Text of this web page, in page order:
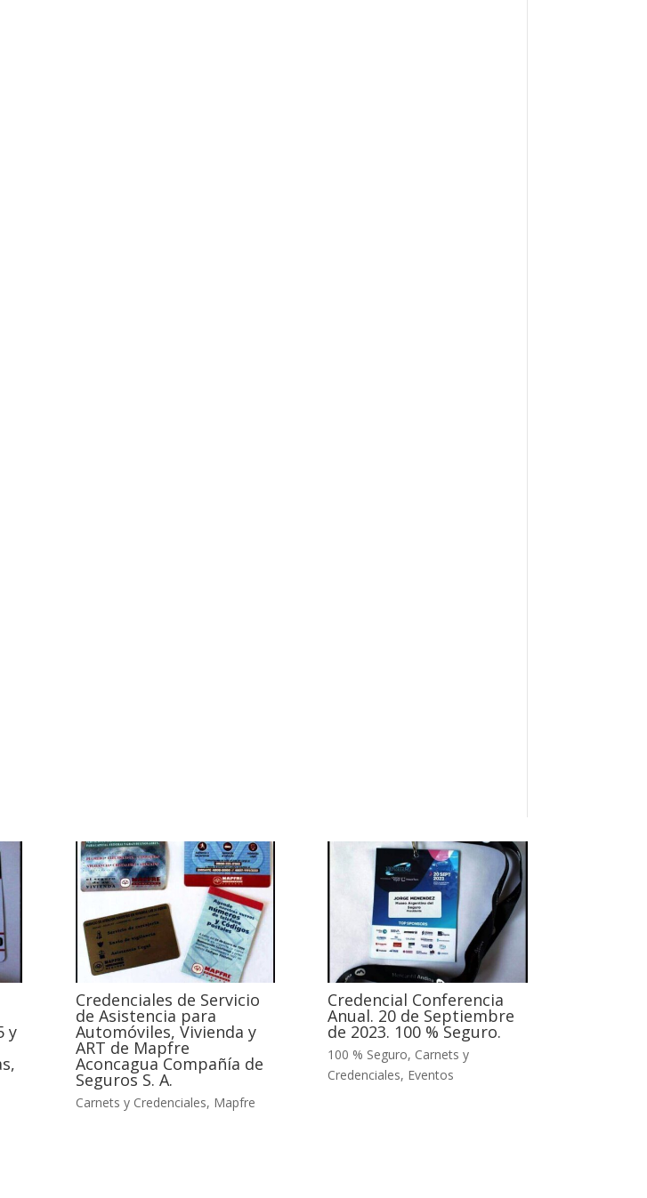
y
Credenciales de Servicio
de Asistencia para
Automóviles, Vivienda y
ART de Mapfre
Aconcagua Compañía de
Seguros S. A.
Carnets y Credenciales, Mapfre
Credencial Conferencia
Anual. 20 de Septiembre
de 2023. 100 % Seguro.
100 % Seguro, Carnets y
Credenciales, Eventos